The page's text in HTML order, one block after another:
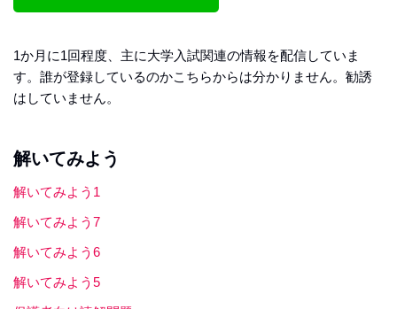
1か月に1回程度、主に大学入試関連の情報を配信していま
す。誰が登録しているのかこちらからは分かりません。勧誘
はしていません。
解いてみよう
解いてみよう1
解いてみよう7
解いてみよう6
解いてみよう5